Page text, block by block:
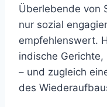
Überlebende von
nur sozial
empfehlenswert.
indische
– und zugleich
des